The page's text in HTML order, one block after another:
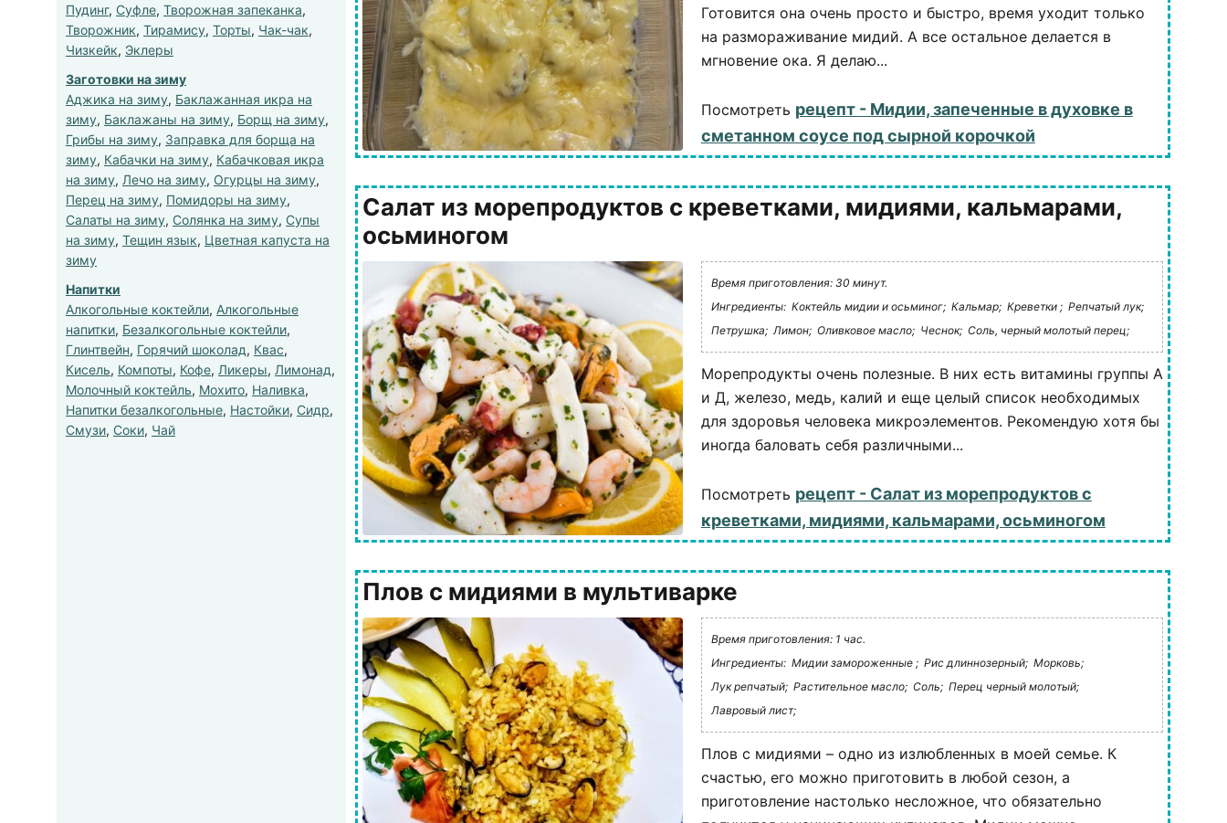
Пудинг, Суфле, Творожная запеканка,
Творожник, Тирамису, Торты, Чак-чак,
Чизкейк, Эклеры
Заготовки на зиму
Аджика на зиму, Баклажанная икра на
зиму, Баклажаны на зиму, Борщ на зиму,
Грибы на зиму, Заправка для борща на
зиму, Кабачки на зиму, Кабачковая икра
на зиму, Лечо на зиму, Огурцы на зиму,
Перец на зиму, Помидоры на зиму,
Салаты на зиму, Солянка на зиму, Супы
на зиму, Тещин язык, Цветная капуста на
зиму
Напитки
Алкогольные коктейли, Алкогольные
напитки, Безалкогольные коктейли,
Глинтвейн, Горячий шоколад, Квас,
Кисель, Компоты, Кофе, Ликеры, Лимонад,
Молочный коктейль, Мохито, Наливка,
Напитки безалкогольные, Настойки, Сидр,
Смузи, Соки, Чай
Готовится она очень просто и быстро, время уходит только
на размораживание мидий. А все остальное делается в
мгновение ока. Я делаю...
Посмотреть рецепт - Мидии, запеченные в духовке в
сметанном соусе под сырной корочкой
Салат из морепродуктов с креветками, мидиями, кальмарами,
осьминогом
Время приготовления: 30 минут.
Ингредиенты: Коктейль мидии и осьминог; Кальмар; Креветки ; Репчатый лук;
Петрушка; Лимон; Оливковое масло; Чеснок; Соль, черный молотый перец;
Морепродукты очень полезные. В них есть витамины группы А
и Д, железо, медь, калий и еще целый список необходимых
для здоровья человека микроэлементов. Рекомендую хотя бы
иногда баловать себя различными...
Посмотреть рецепт - Салат из морепродуктов с
креветками, мидиями, кальмарами, осьминогом
Плов с мидиями в мультиварке
Время приготовления: 1 час.
Ингредиенты: Мидии замороженные ; Рис длиннозерный; Морковь;
Лук репчатый; Растительное масло; Соль; Перец черный молотый;
Лавровый лист;
Плов с мидиями – одно из излюбленных в моей семье. К
счастью, его можно приготовить в любой сезон, а
приготовление настолько несложное, что обязательно